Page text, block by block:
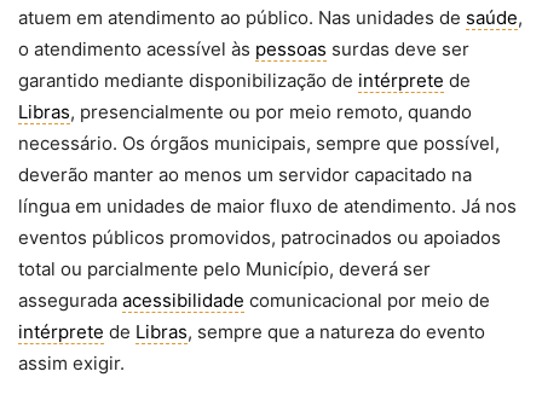
atuem em atendimento ao público. Nas unidades de saúde,
o atendimento acessível às pessoas surdas deve ser
garantido mediante disponibilização de intérprete de
Libras, presencialmente ou por meio remoto, quando
necessário. Os órgãos municipais, sempre que possível,
deverão manter ao menos um servidor capacitado na
língua em unidades de maior fluxo de atendimento. Já nos
eventos públicos promovidos, patrocinados ou apoiados
total ou parcialmente pelo Município, deverá ser
assegurada acessibilidade comunicacional por meio de
intérprete de Libras, sempre que a natureza do evento
assim exigir.